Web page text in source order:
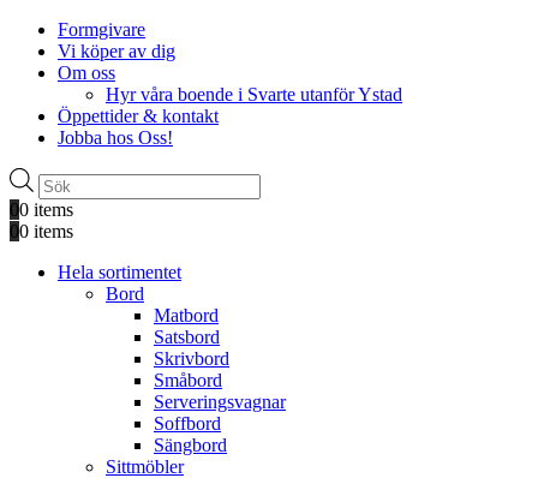
Formgivare
Vi köper av dig
Om oss
Hyr våra boende i Svarte utanför Ystad
Öppettider & kontakt
Jobba hos Oss!
Produktsökning
00 items
00 items
Hela sortimentet
Bord
Matbord
Satsbord
Skrivbord
Småbord
Serveringsvagnar
Soffbord
Sängbord
Sittmöbler